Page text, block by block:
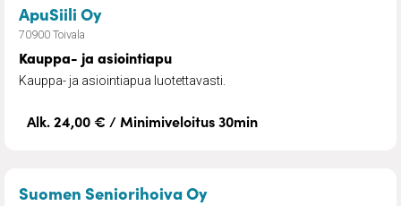
ApuSiili Oy– Kauppa- ja asiointiapu
70900 Toivala
Kauppa- ja asiointiapu
Kauppa- ja asiointiapua luotettavasti.
Alk. 24,00 € / Minimiveloitus 30min
Suomen Seniorihoiva Oy– Omaishoitajan sijaistus